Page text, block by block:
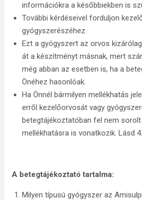
információkra a későbbiekben is
További kérdéseivel forduljon
gyógyszerészéhez.
Ezt a gyógyszert az orvos
át a készítményt másnak, mert
még abban az esetben is, ha a
Önéhez hasonlóak.
Ha Önnél bármilyen mellékhatás
erről kezelőorvosát vagy
betegtájékoztatóban fel nem
mellékhatásra is vonatkozik. Lásd
A betegtájékoztató tartalma:
Milyen típusú gyógyszer az